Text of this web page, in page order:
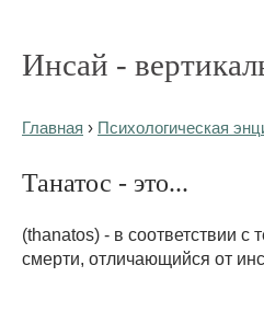
Инсай -
Главная › Психологическая
Танатос - это...
(thanatos) - в соответствии с
смерти, отличающийся от